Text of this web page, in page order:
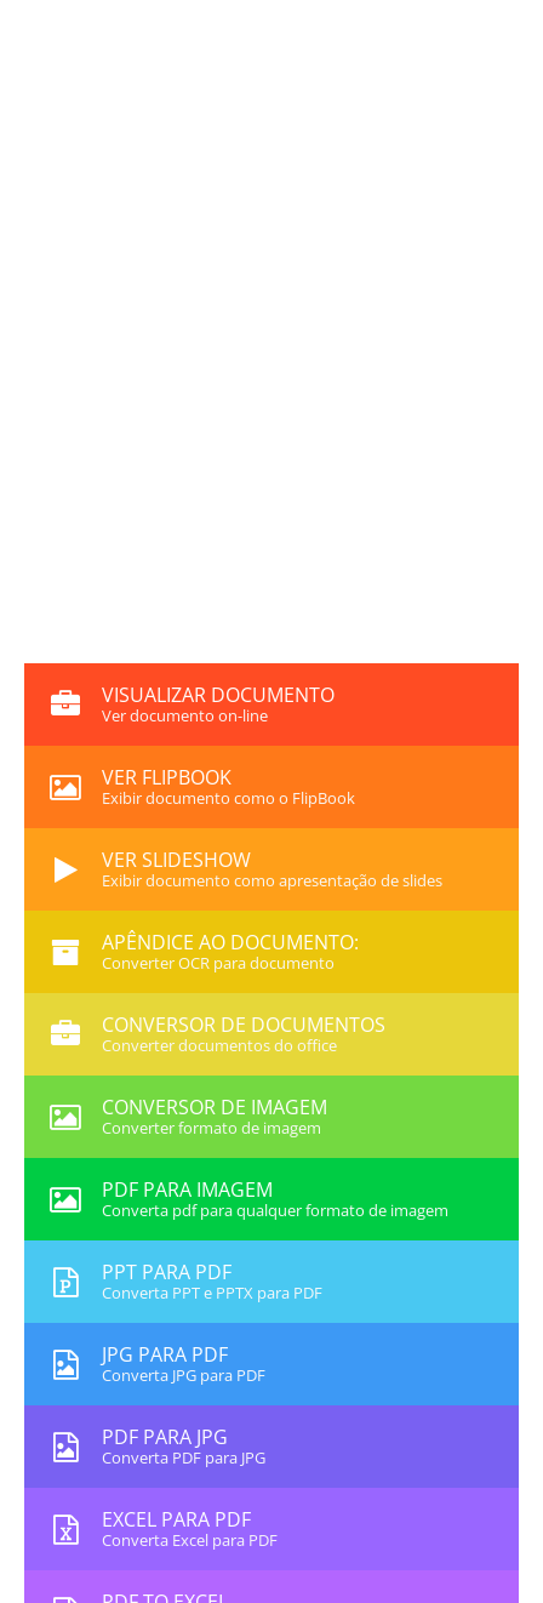
VISUALIZAR DOCUMENTO
Ver documento on-line
VER FLIPBOOK
Exibir documento como o FlipBook
VER SLIDESHOW
Exibir documento como apresentação de slides
APÊNDICE AO DOCUMENTO:
Converter OCR para documento
CONVERSOR DE DOCUMENTOS
Converter documentos do office
CONVERSOR DE IMAGEM
Converter formato de imagem
PDF PARA IMAGEM
Converta pdf para qualquer formato de imagem
PPT PARA PDF
Converta PPT e PPTX para PDF
JPG PARA PDF
Converta JPG para PDF
PDF PARA JPG
Converta PDF para JPG
EXCEL PARA PDF
Converta Excel para PDF